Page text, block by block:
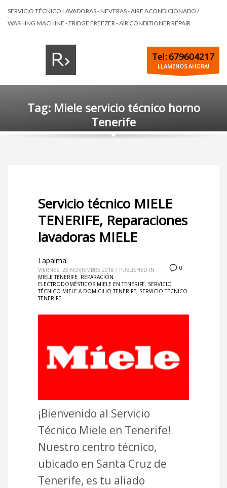
SERVICIO TÉCNICO LAVADORAS - NEVERAS - AIRE ACONDICIONADO /
WASHING MACHINE - FRIDGE FREEZER - AIR CONDITIONER REPAIR
Tel: 679604217
LLAMENOS AHORA!
Tag: Miele servicio técnico horno
Tenerife
Servicio técnico MIELE
TENERIFE, Reparaciones
lavadoras MIELE
0
Lapalma
VIERNES, 23 NOVIEMBRE 2018 / PUBLISHED IN
MIELE TENERIFE, REPARACIÓN
ELECTRODOMÉSTICOS MIELE EN TENERIFE, SERVICIO
TÉCNICO MIELE A DOMICILIO TENERIFE, SERVICIO TÉCNICO
TENERIFE
¡Bienvenido al Servicio
Técnico Miele en Tenerife!
Nuestro centro técnico,
ubicado en Santa Cruz de
Tenerife, es tu aliado